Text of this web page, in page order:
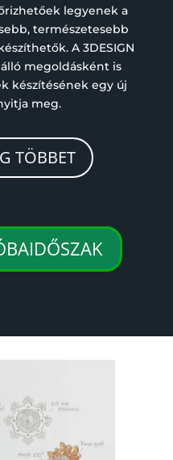
legyenek a
természetesebb
A 3DESIGN
megoldásként is
készítésének egy új
meg.
TÖBBET